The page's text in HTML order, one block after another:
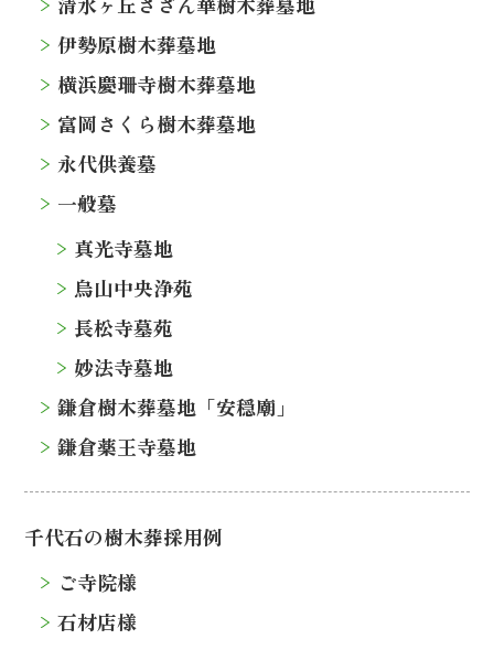
伊勢原樹木葬墓地
横浜慶珊寺樹木葬墓地
富岡さくら樹木葬墓地
永代供養墓
一般墓
真光寺墓地
烏山中央浄苑
長松寺墓苑
妙法寺墓地
鎌倉樹木葬墓地「安穏廟」
鎌倉薬王寺墓地
千代石の樹木葬採用例
ご寺院様
石材店様